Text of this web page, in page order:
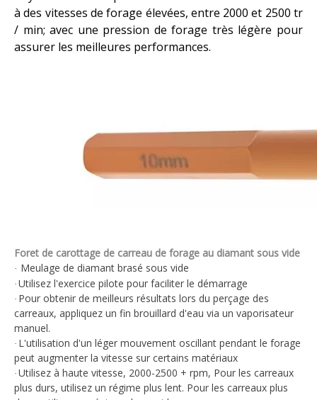
à des vitesses de forage élevées, entre 2000 et 2500 tr
/ min; avec une pression de forage très légère pour
assurer les meilleures performances.
Foret de carottage de carreau de forage au diamant sous vide
· Meulage de diamant brasé sous vide
· Utilisez l'exercice pilote pour faciliter le démarrage
· Pour obtenir de meilleurs résultats lors du perçage des
carreaux, appliquez un fin brouillard d'eau via un vaporisateur
manuel.
· L'utilisation d'un léger mouvement oscillant pendant le forage
peut augmenter la vitesse sur certains matériaux
· Utilisez à haute vitesse, 2000-2500 + rpm, Pour les carreaux
plus durs, utilisez un régime plus lent. Pour les carreaux plus